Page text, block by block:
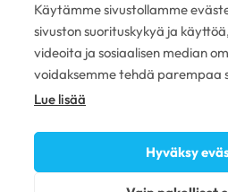
Oikomishoito
Hammasimplantti
Hampaiden paikkaus
Hampaan poisto
Avoimet työpaikat
Tietosuojaseloste
Evästekäytännöt
Käytämme sivustollamme
sivuston suorituskykyä ja
videoita ja sosiaalisen median
voidaksemme tehdä parempaa
Lue lisää
Hyväksy